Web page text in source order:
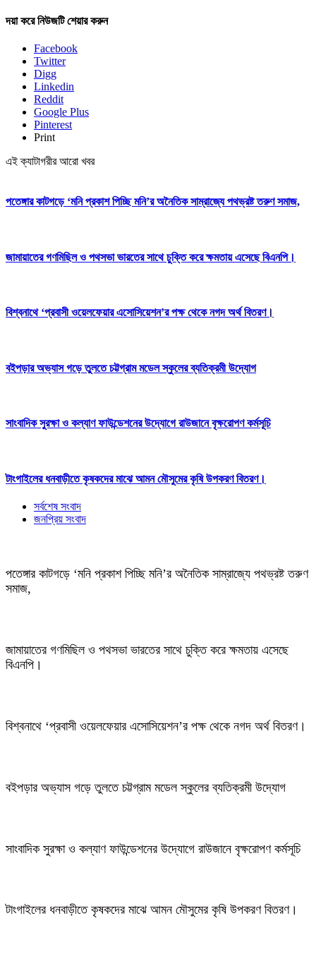
দয়া করে নিউজটি শেয়ার করুন
Facebook
Twitter
Digg
Linkedin
Reddit
Google Plus
Pinterest
Print
এই ক্যাটাগরীর আরো খবর
পতেঙ্গার কাটগড়ে ‘মনি প্রকাশ পিচ্ছি মনি’র অনৈতিক সাম্রাজ্যে পথভ্রষ্ট তরুণ সমাজ,
জামায়াতের গণমিছিল ও পথসভা ভারতের সাথে চুক্তি করে ক্ষমতায় এসেছে বিএনপি।
বিশ্বনাথে ‘প্রবাসী ওয়েলফেয়ার এসোসিয়েশন’র পক্ষ থেকে নগদ অর্থ বিতরণ।
বইপড়ার অভ্যাস গড়ে তুলতে চট্টগ্রাম মডেল স্কুলের ব্যতিক্রমী উদ্যোগ
সাংবাদিক সুরক্ষা ও কল্যাণ ফাউন্ডেশনের উদ্যোগে রাউজানে বৃক্ষরোপণ কর্মসূচি
টাংগাইলের ধনবাড়ীতে কৃষকদের মাঝে আমন মৌসুমের কৃষি উপকরণ বিতরণ।
সর্বশেষ সংবাদ
জনপ্রিয় সংবাদ
পতেঙ্গার কাটগড়ে ‘মনি প্রকাশ পিচ্ছি মনি’র অনৈতিক সাম্রাজ্যে পথভ্রষ্ট তরুণ
সমাজ,
জামায়াতের গণমিছিল ও পথসভা ভারতের সাথে চুক্তি করে ক্ষমতায় এসেছে
বিএনপি।
বিশ্বনাথে ‘প্রবাসী ওয়েলফেয়ার এসোসিয়েশন’র পক্ষ থেকে নগদ অর্থ বিতরণ।
বইপড়ার অভ্যাস গড়ে তুলতে চট্টগ্রাম মডেল স্কুলের ব্যতিক্রমী উদ্যোগ
সাংবাদিক সুরক্ষা ও কল্যাণ ফাউন্ডেশনের উদ্যোগে রাউজানে বৃক্ষরোপণ কর্মসূচি
টাংগাইলের ধনবাড়ীতে কৃষকদের মাঝে আমন মৌসুমের কৃষি উপকরণ বিতরণ।